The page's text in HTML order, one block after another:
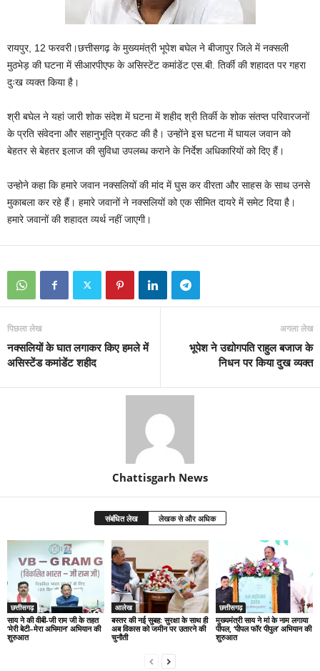
रायपुर, 12 फरवरी।छत्तीसगढ़ के मुख्यमंत्री भूपेश बघेल ने बीजापुर जिले में नक्सली
मुठभेड़ की घटना में सीआरपीएफ के असिस्टेंट कमांडेंट एस.बी. तिर्की की शहादत पर गहरा
दुःख व्यक्त किया है।
श्री बघेल ने यहां जारी शोक संदेश में घटना में शहीद श्री तिर्की के शोक संतप्त परिवारजनों
के प्रति संवेदना और सहानुभूति प्रकट की है। उन्होंने इस घटना में घायल जवान को
बेहतर से बेहतर इलाज की सुविधा उपलब्ध कराने के निर्देश अधिकारियों को दिए हैं।
उन्होने कहा कि हमारे जवान नक्सलियों की मांद में घुस कर वीरता और साहस के साथ उनसे
मुकाबला कर रहे हैं। हमारे जवानों ने नक्सलियों को एक सीमित दायरे में समेट दिया है।
हमारे जवानों की शहादत व्यर्थ नहीं जाएगी।
पिछला लेख
नक्सलियों के घात लगाकर किए हमले में
असिस्टेंड कमांडेंट शहीद
अगला लेख
भूपेश ने उद्योगपति राहुल बजाज के
निधन पर किया दुख व्यक्त
Chattisgarh News
संबंधित लेख लेखक से और अधिक
छत्तीसगढ़
साय ने की वीबी-जी राम जी के तहत
‘मेरी बेटी–मेरा अभिमान’ अभियान की
शुरुआत
आलेख
बस्तर की नई सुबह: सुरक्षा के साथ ही
अब विकास को जमीन पर उतारने की
चुनौती
छत्तीसगढ़
मुख्यमंत्री साय ने मां के नाम लगाया
पीपल, ‘पीपल फॉर पीपुल’ अभियान की
शुरुआत